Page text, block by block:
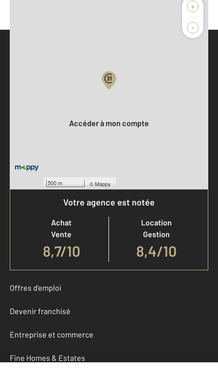
+
-
500 m ©Mappy
Accéder à mon compte
Votre agence est notée
Achat
Vente
8,7/10
Location
Gestion
8,4/10
Offres d'emploi
Devenir franchisé
Entreprise et commerce
Fine Homes & Estates